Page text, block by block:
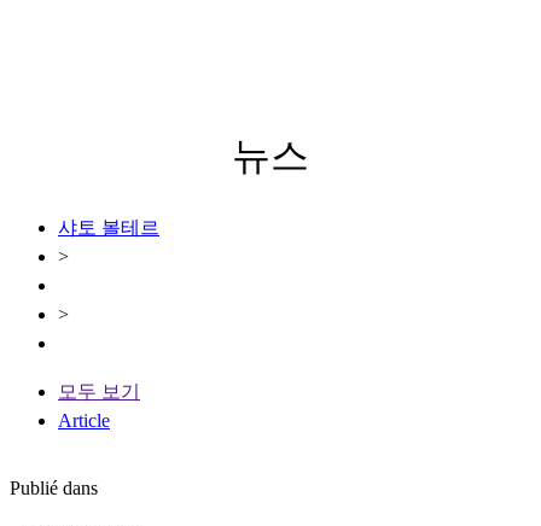
뉴스
샤토 볼테르
>
>
모두 보기
Article
Publié dans